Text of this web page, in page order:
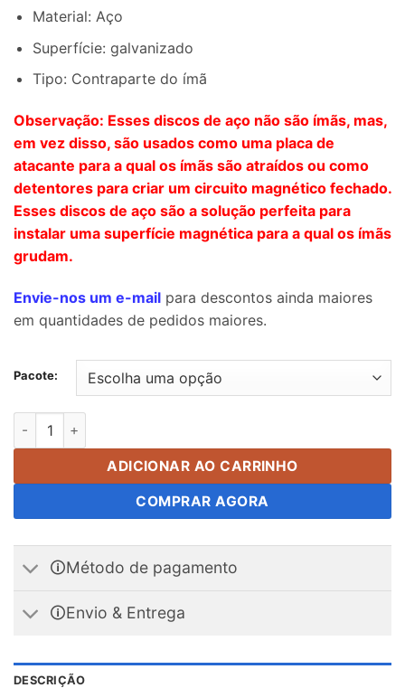
Material: Aço
Superfície: galvanizado
Tipo: Contraparte do ímã
Observação: Esses discos de aço não são ímãs, mas,
em vez disso, são usados ​​como uma placa de
atacante para a qual os ímãs são atraídos ou como
detentores para criar um circuito magnético fechado.
Esses discos de aço são a solução perfeita para
instalar uma superfície magnética para a qual os ímãs
grudam.
Envie-nos um e-mail para descontos ainda maiores
em quantidades de pedidos maiores.
Pacote:
20mm de diâmetro x 0,8 mm de espessura Disco de aço
ADICIONAR AO CARRINHO
COMPRAR AGORA
🛈Método de pagamento
🛈Envio & Entrega
DESCRIÇÃO